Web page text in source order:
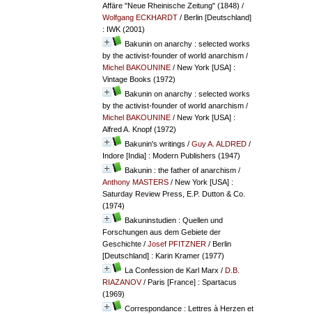
Affäre "Neue Rheinische Zeitung" (1848) /
Wolfgang ECKHARDT/ Berlin [Deutschland]
: IWK (2001)
Bakunin on anarchy : selected works
by the activist-founder of world anarchism/
Michel BAKOUNINE/ New York [USA] :
Vintage Books (1972)
Bakunin on anarchy : selected works
by the activist-founder of world anarchism/
Michel BAKOUNINE/ New York [USA] :
Alfred A. Knopf (1972)
Bakunin's writings / Guy A. ALDRED/
Indore [India] : Modern Publishers (1947)
Bakunin : the father of anarchism/
Anthony MASTERS/ New York [USA] :
Saturday Review Press, E.P. Dutton & Co.
(1974)
Bakuninstudien : Quellen und
Forschungen aus dem Gebiete der
Geschichte/ Josef PFITZNER/ Berlin
[Deutschland] : Karin Kramer (1977)
La Confession de Karl Marx / D.B.
RIAZANOV/ Paris [France] : Spartacus
(1969)
Correspondance : Lettres à Herzen et